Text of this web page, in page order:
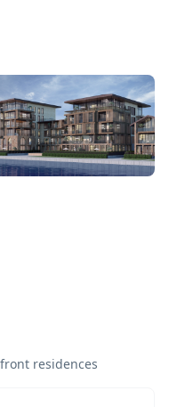
地图中打开
residences